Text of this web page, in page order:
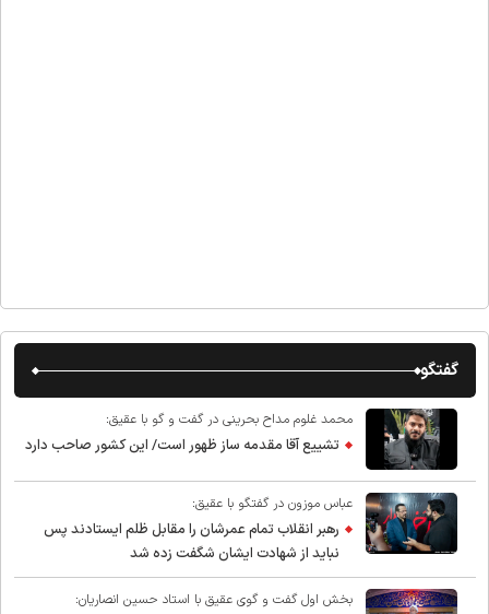
گفتگو
محمد غلوم مداح بحرینی در گفت و گو با عقیق:
تشییع آقا مقدمه ساز ظهور است/ این کشور صاحب دارد
عباس موزون در گفتگو با عقیق:
رهبر انقلاب تمام عمرشان را مقابل ظلم ایستادند پس
نباید از شهادت ایشان شگفت زده شد
بخش اول گفت و گوی عقیق با استاد حسین انصاریان: